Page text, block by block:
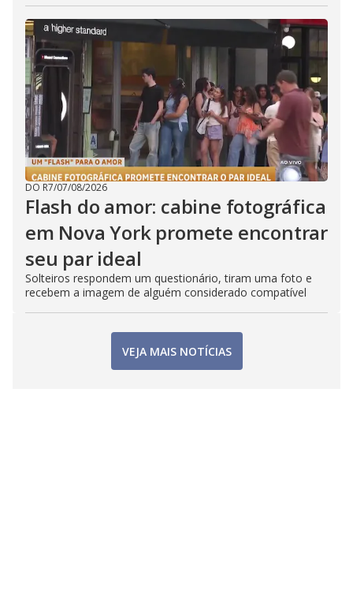
DO R7/07/08/2026
Flash do amor: cabine fotográfica
em Nova York promete encontrar
seu par ideal
Solteiros respondem um questionário, tiram uma foto e
recebem a imagem de alguém considerado compatível
VEJA MAIS NOTÍCIAS